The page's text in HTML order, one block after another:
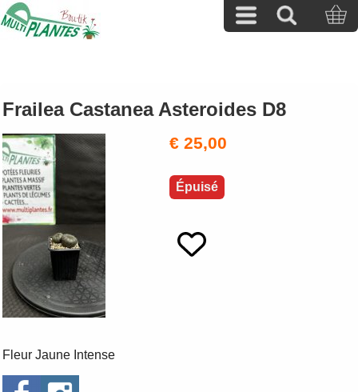
Frailea Castanea Asteroides D8
€ 25,00
Épuisé
Fleur Jaune Intense